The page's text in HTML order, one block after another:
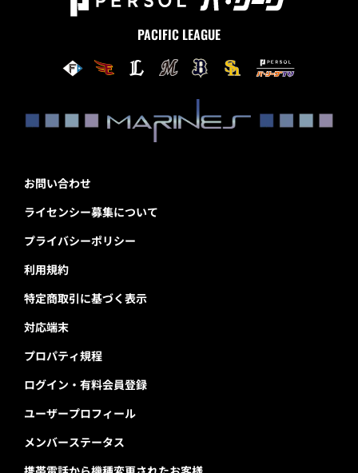
PACIFIC LEAGUE
お問い合わせ
ライセンシー募集について
プライバシーポリシー
利用規約
特定商取引に基づく表示
対応端末
プロパティ規程
ログイン・有料会員登録
ユーザープロフィール
メンバーステータス